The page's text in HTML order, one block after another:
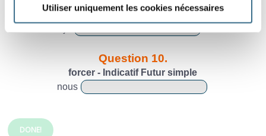
Utiliser uniquement les cookies nécessaires
forcer - Indicatif Futur simple
Question 10.
forcer - Indicatif Futur simple
nous
DONE!